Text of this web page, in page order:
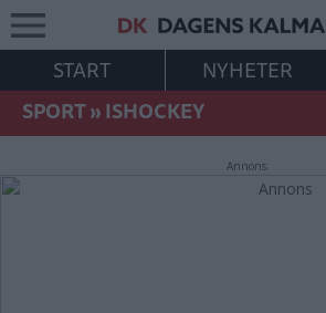
START NYHETER
SPORT»ISHOCKEY
Annons: